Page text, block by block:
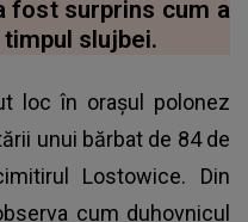
fost surprins cum a
slujbei.
loc în orașul polonez
unui bărbat de 84 de
Lostowice. Din
cum duhovnicul